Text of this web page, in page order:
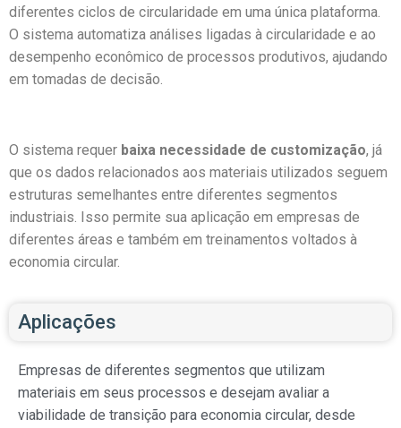
diferentes ciclos de circularidade em uma única plataforma.
O sistema automatiza análises ligadas à circularidade e ao
desempenho econômico de processos produtivos, ajudando
em tomadas de decisão.
O sistema requer baixa necessidade de customização, já
que os dados relacionados aos materiais utilizados seguem
estruturas semelhantes entre diferentes segmentos
industriais. Isso permite sua aplicação em empresas de
diferentes áreas e também em treinamentos voltados à
economia circular.
Aplicações
Empresas de diferentes segmentos que utilizam
materiais em seus processos e desejam avaliar a
viabilidade de transição para economia circular, desde